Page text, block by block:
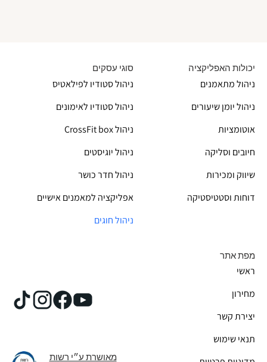
ניהול מתאמנים
ניהול יומן שיעורים
אוטומציות
חיובים וסליקה
שיווק ומכירות
דוחות וסטטיסטיקה
יכולות האפליקציה
ניהול סטודיו לפילאטיס
ניהול סטודיו לאימונים
CrossFit box ניהול
ניהול יוגיסטים
ניהול חדר כושר
אפליקציה למאמנים אישיים
ניהול חוגים
סוגי עסקים
ראשי
מחירון
יצירת קשר
תנאי שימוש
מפת אתר
מאושרת ע״י רשות